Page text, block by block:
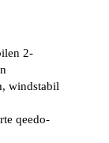
2-
windstabil
qeedo-